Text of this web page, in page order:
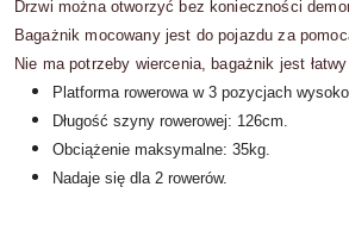
Drzwi można otworzyć bez konieczności
Bagażnik mocowany jest do pojazdu za
Nie ma potrzeby wiercenia, bagażnik jest
Platforma rowerowa w 3 pozycjach
Długość szyny rowerowej: 126cm.
Obciążenie maksymalne: 35kg.
Nadaje się dla 2 rowerów.